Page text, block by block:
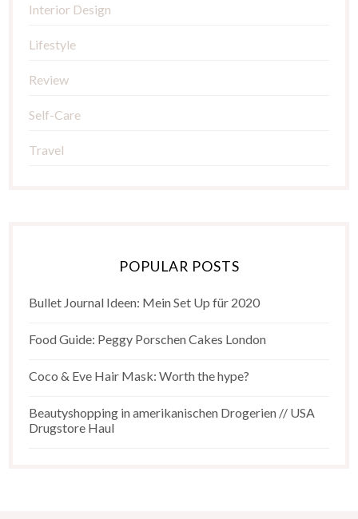
Interior Design
Lifestyle
Review
Self-Care
Travel
POPULAR POSTS
Bullet Journal Ideen: Mein Set Up für 2020
Food Guide: Peggy Porschen Cakes London
Coco & Eve Hair Mask: Worth the hype?
Beautyshopping in amerikanischen Drogerien // USA
Drugstore Haul